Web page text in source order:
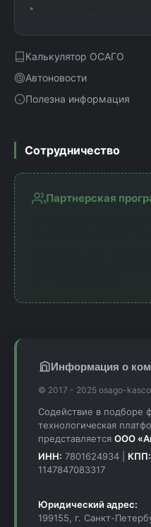
Калькулятор ОСАГО
Автоновости
Полезна информация
Сотрудничество
Партнерская
Информация о
© 2017 - 2025 osago-
Содействие в подборе
технологическая
представляется ООО
ИНН: 7801624934 | КПП:
1147847083317
Юридический адрес:
199155, г. Санкт-